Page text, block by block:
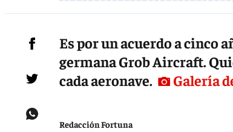
Es por un acuerdo a cinco
germana Grob Aircraft.
cada aeronave.
Galería
Redacción Fortuna